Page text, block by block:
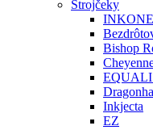
Strojčeky
INKONE
Bishop
Inkjecta
EZ